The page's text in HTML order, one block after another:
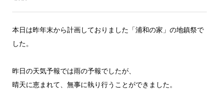
本日は昨年末から計画しておりました「浦和の家」の地鎮祭で
した。
昨日の天気予報では雨の予報でしたが、
晴天に恵まれて、無事に執り行うことができました。